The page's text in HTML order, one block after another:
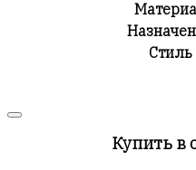
Стиль
Купить в